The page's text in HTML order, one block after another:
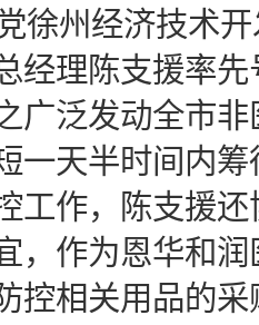
徐州经济技术
经理陈支援率
广泛发动全市
一天半时间内
工作，陈支援
，作为恩华和
控相关用品的